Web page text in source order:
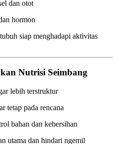
dan otot
hormon
siap menghadapi aktivitas
Nutrisi Seimbang
lebih terstruktur
tetap pada rencana
bahan dan kebersihan
utama dan hindari ngemil